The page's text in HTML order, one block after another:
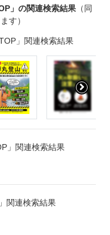
」の関連検索結果 （同
す）
」関連検索結果
」関連検索結果
関連検索結果